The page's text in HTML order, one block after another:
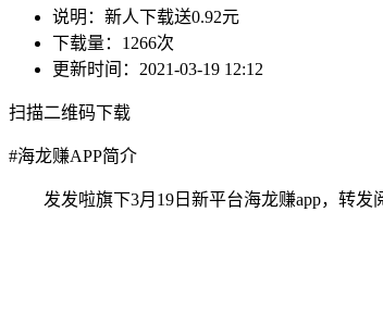
说明： 新人下载送0.92元
下载量： 1266次
更新时间： 2021-03-19 12:12
扫描二维码下载
#海龙赚APP简介
发发啦旗下3月19日新平台海龙赚app，转